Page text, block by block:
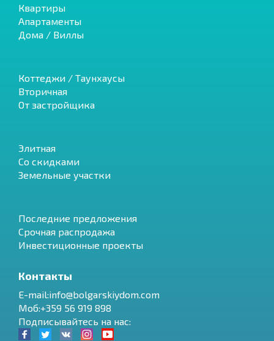
Квартиры
Апартаменты
Дома / Виллы
Коттеджи / Таунхаусы
Вторичная
От застройщика
Элитная
Со скидками
Земельные участки
Последние предложения
Срочная распродажа
Инвестиционные проекты
Контакты
E-mail:info@bolgarskiydom.com
Моб:+359 56 919 898
Подписывайтесь на нас: